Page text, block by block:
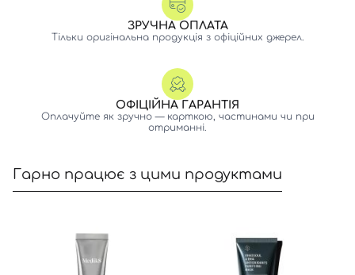
ЗРУЧНА ОПЛАТА
Тільки оригінальна продукція з офіційних джерел.
ОФІЦІЙНА ГАРАНТІЯ
Оплачуйте як зручно — карткою, частинами чи при
отриманні.
Гарно працює з цими продуктами